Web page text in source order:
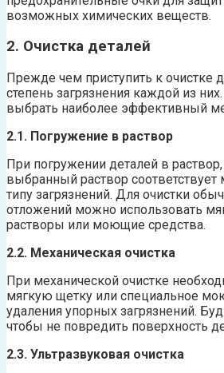
возможных химических веществ.
2. Очистка деталей
Прежде чем приступить к очистке
степень загрязнения каждой из
выбрать наиболее эффективный
2.1. Погружение в раствор
При погружении деталей в раствор,
выбранный раствор соответствует
типу загрязнений. Для очистки
отложений можно использовать
растворы или моющие средства.
2.2. Механическая очистка
При механической очистке
мягкую щетку или специальное
удаления упорных загрязнений.
чтобы не повредить поверхность
2.3. Ультразвуковая очистка